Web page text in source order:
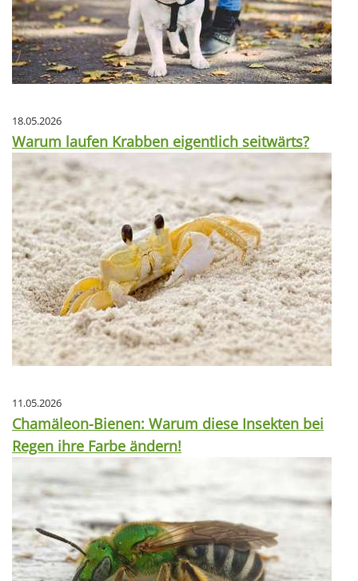
18.05.2026
Warum laufen Krabben eigentlich seitwärts?
11.05.2026
Chamäleon-Bienen: Warum diese Insekten bei
Regen ihre Farbe ändern!